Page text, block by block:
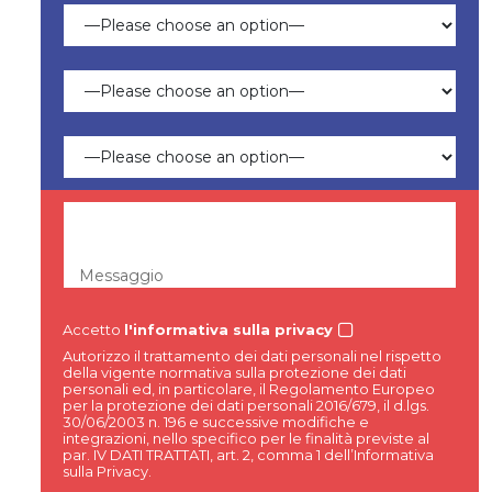
Messaggio
Accetto l'informativa sulla privacy
Autorizzo il trattamento dei dati personali nel rispetto
della vigente normativa sulla protezione dei dati
personali ed, in particolare, il Regolamento Europeo
per la protezione dei dati personali 2016/679, il d.lgs.
30/06/2003 n. 196 e successive modifiche e
integrazioni, nello specifico per le finalità previste al
par. IV DATI TRATTATI, art. 2, comma 1 dell’Informativa
sulla Privacy.